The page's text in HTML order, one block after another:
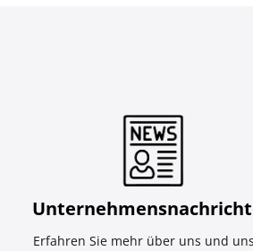
Erfahren Sie mehr über uns und